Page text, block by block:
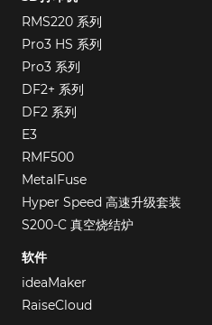
RMS220 系列
Pro3 HS 系列
Pro3 系列
DF2+ 系列
DF2 系列
E3
RMF500
MetalFuse
Hyper Speed 高速升级套装
S200-C 真空烧结炉
软件
ideaMaker
RaiseCloud